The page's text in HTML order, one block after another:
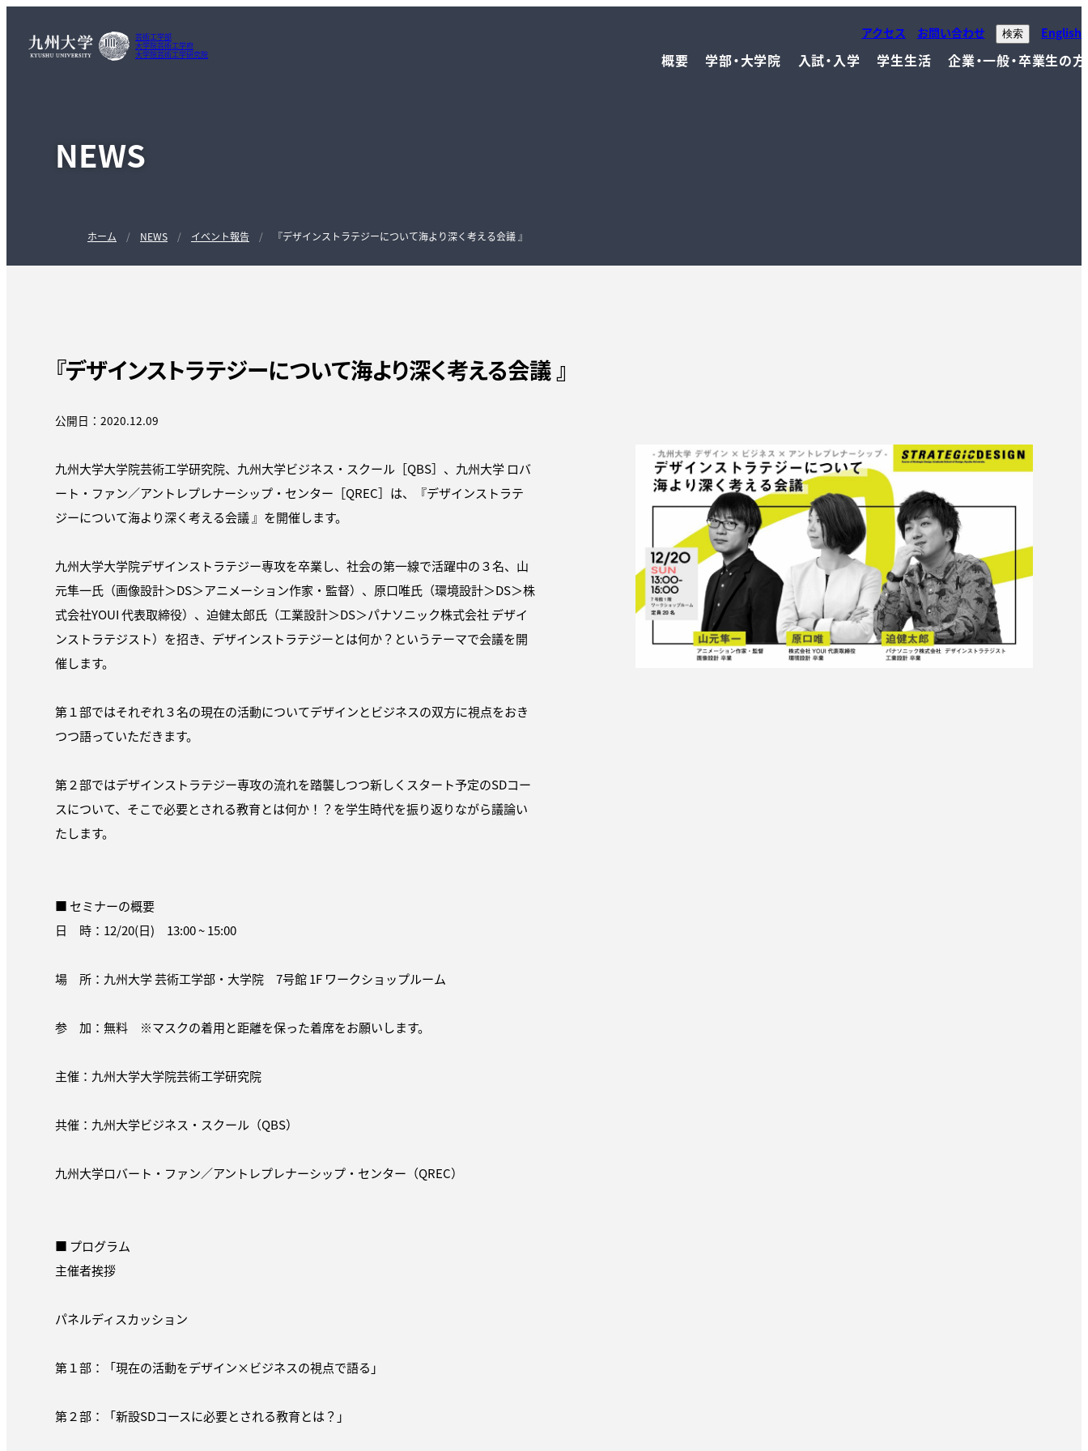
芸術工学部
大学院芸術工学府
大学院芸術工学研究院
アクセス お問い合わせ 検索 English
概要 学部・大学院 入試・入学 学生生活 企業・一般・卒業生の方
NEWS
ホーム NEWS イベント報告 『デザインストラテジーについて海より深く考える会議 』
『デザインストラテジーについて海より深く考える会議 』
公開日：2020.12.09
九州大学大学院芸術工学研究院、九州大学ビジネス・スクール［QBS］、九州大学 ロバ
ート・ファン／アントレプレナーシップ・センター［QREC］は、『デザインストラテ
ジーについて海より深く考える会議 』を開催します。
九州大学大学院デザインストラテジー専攻を卒業し、社会の第一線で活躍中の３名、山
元隼一氏（画像設計＞DS＞アニメーション作家・監督）、原口唯氏（環境設計＞DS＞株
式会社YOUI 代表取締役）、迫健太郎氏（工業設計＞DS＞パナソニック株式会社 デザイ
ンストラテジスト）を招き、デザインストラテジーとは何か？というテーマで会議を開
催します。
第１部ではそれぞれ３名の現在の活動についてデザインとビジネスの双方に視点をおき
つつ語っていただきます。
第２部ではデザインストラテジー専攻の流れを踏襲しつつ新しくスタート予定のSDコー
スについて、そこで必要とされる教育とは何か！？を学生時代を振り返りながら議論い
たします。
■ セミナーの概要
日 時：12/20(日) 13:00 ~ 15:00
場 所：九州大学 芸術工学部・大学院 7号館 1F ワークショップルーム
参 加：無料 ※マスクの着用と距離を保った着席をお願いします。
主催：九州大学大学院芸術工学研究院
共催：九州大学ビジネス・スクール（QBS）
九州大学ロバート・ファン／アントレプレナーシップ・センター（QREC）
■ プログラム
主催者挨拶
パネルディスカッション
第１部：「現在の活動をデザイン×ビジネスの視点で語る」
第２部：「新設SDコースに必要とされる教育とは？」